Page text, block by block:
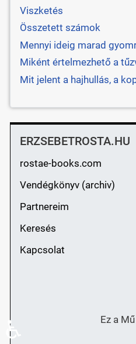
Viszketés
Összetett számok
Mennyi ideig marad
Miként értelmezhető a
Mit jelent a hajhullás, a
ERZSEBETROSTA.HU
rostae-books.com
Vendégkönyv (archiv)
Partnereim
Keresés
Kapcsolat
Ez a